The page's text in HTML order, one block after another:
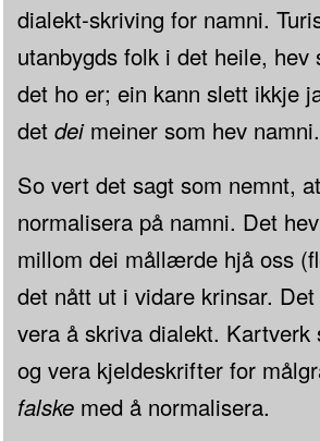
dialekt-skriving for namni.
utanbygds folk i det heile,
det ho er; ein kann slett ikkje
det deimeiner som hev namni.
So vert det sagt som nemnt,
normalisera på namni. Det
millom dei mållærde hjå oss
det nått ut i vidare krinsar.
vera å skriva dialekt. Kartverk
og vera kjeldeskrifter for
falskemed å normalisera.